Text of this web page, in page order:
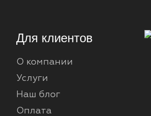
Для клиентов
О компании
Услуги
Наш блог
Оплата